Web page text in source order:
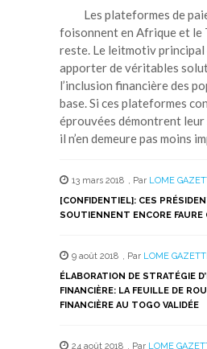
Les plateformes de
foisonnent en Afrique et le
reste. Le leitmotiv principal
apporter de véritables
l’inclusion financière des
base. Si ces plateformes
éprouvées démontrent leur
il n’en demeure pas moins
13 mars 2018 , Par LOME
[CONFIDENTIEL]: CES
SOUTIENNENT ENCORE FAURE
9 août 2018 , Par LOME
ÉLABORATION DE STRATÉGIE
FINANCIÈRE: LA FEUILLE DE
FINANCIÈRE AU TOGO VALIDÉE
24 août 2018 , Par LOME